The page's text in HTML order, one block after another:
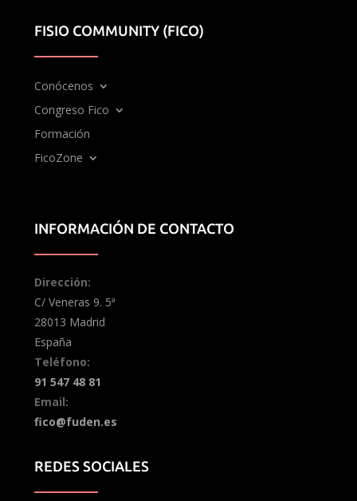
FISIO COMMUNITY (FICO)
Conócenos
Congreso Fico
Formación
FicoZone
INFORMACIÓN DE CONTACTO
Dirección:
C/ Veneras 9. 5ª
28013 Madrid
España
Teléfono:
91 547 48 81
Email:
fico@fuden.es
REDES SOCIALES